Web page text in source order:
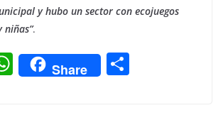
y hubo un sector con ecojuegos
niñas”.
W
h
Share